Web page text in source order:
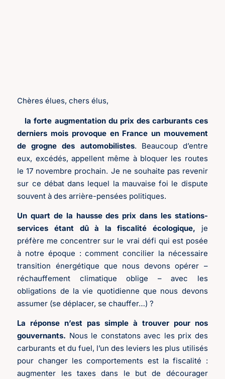
Chères élues, chers élus,
la forte augmentation du prix des carburants ces
derniers mois provoque en France un mouvement
de grogne des automobilistes. Beaucoup d’entre
eux, excédés, appellent même à bloquer les routes
le 17 novembre prochain. Je ne souhaite pas revenir
sur ce débat dans lequel la mauvaise foi le dispute
souvent à des arrière-pensées politiques.
Un quart de la hausse des prix dans les stations-
services étant dû à la fiscalité écologique, je
préfère me concentrer sur le vrai défi qui est posée
à notre époque : comment concilier la nécessaire
transition énergétique que nous devons opérer –
réchauffement climatique oblige – avec les
obligations de la vie quotidienne que nous devons
assumer (se déplacer, se chauffer…) ?
La réponse n’est pas simple à trouver pour nos
gouvernants. Nous le constatons avec les prix des
carburants et du fuel, l’un des leviers les plus utilisés
pour changer les comportements est la fiscalité :
augmenter les taxes dans le but de décourager